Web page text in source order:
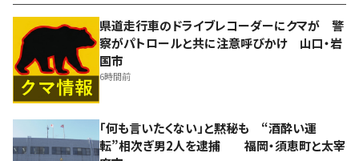
県道走行車のドライブレコーダーにクマが 警
察がパトロールと共に注意呼びかけ 山口・岩
国市
6時間前
「何も言いたくない」と黙秘も “酒酔い運
転”相次ぎ男2人を逮捕 福岡・須恵町と太宰